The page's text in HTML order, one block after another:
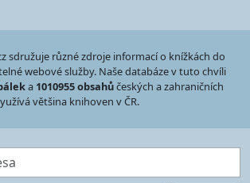
sdružuje různé zdroje informací o knížkách do
webové služby. Naše databáze v tuto chvíli
a 1010955 obsahůčeských a zahraničních
většina knihoven v ČR.